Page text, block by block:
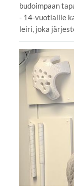
budoimpaan
- 14-vuotiaille
leiri, joka